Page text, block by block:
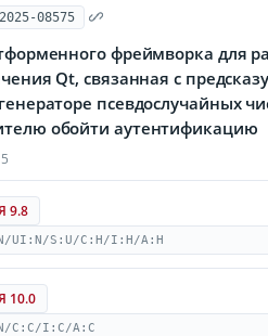
08575
фреймворка для
Qt, связанная с
псевдослучайных
обойти аутентификацию
9.8
UI:N/S:U/C:H/I:H/A:H
10.0
C:C/I:C/A:C